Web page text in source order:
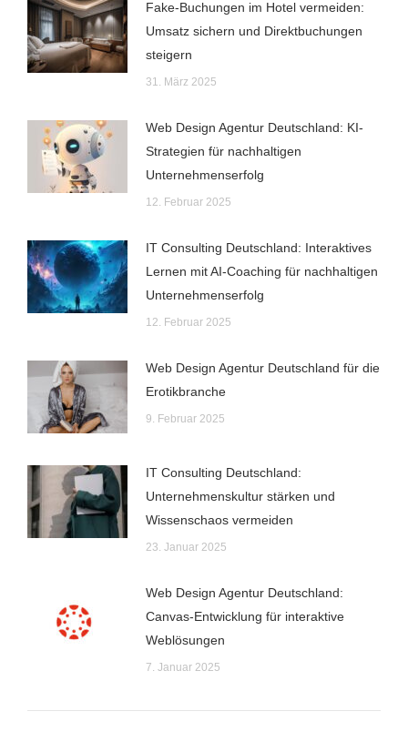
Fake-Buchungen im Hotel vermeiden:
Umsatz sichern und Direktbuchungen
steigern
31. März 2025
Web Design Agentur Deutschland: KI-
Strategien für nachhaltigen
Unternehmenserfolg
12. Februar 2025
IT Consulting Deutschland: Interaktives
Lernen mit AI-Coaching für nachhaltigen
Unternehmenserfolg
12. Februar 2025
Web Design Agentur Deutschland für die
Erotikbranche
9. Februar 2025
IT Consulting Deutschland:
Unternehmenskultur stärken und
Wissenschaos vermeiden
23. Januar 2025
Web Design Agentur Deutschland:
Canvas-Entwicklung für interaktive
Weblösungen
7. Januar 2025